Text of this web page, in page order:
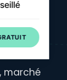
marché